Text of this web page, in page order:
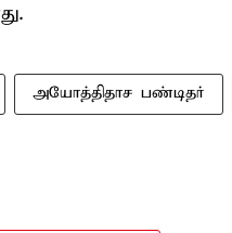
அயோத்திதாச பண்டிதர்